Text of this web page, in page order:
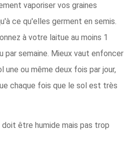
vaporiser vos graines
ce qu'elles germent en semis.
à votre laitue au moins 1
par semaine. Mieux vaut enfoncer
ou même deux fois par jour,
chaque fois que le sol est très
être humide mais pas trop